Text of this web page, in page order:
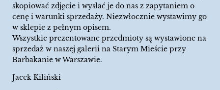
skopiować zdjęcie i wysłać je do nas z zapytaniem o
cenę i warunki sprzedaży. Niezwłocznie wystawimy go
w sklepie z pełnym opisem.
Wszystkie prezentowane przedmioty są wystawione na
sprzedaż w naszej galerii na Starym Mieście przy
Barbakanie w Warszawie.
Jacek Kiliński